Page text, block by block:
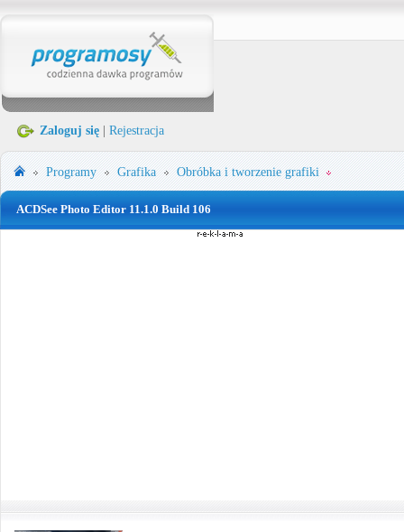
Zaloguj się Rejestracja
Programy Grafika Obróbka i tworzenie grafiki
ACDSee Photo Editor 11.1.0 Build 106